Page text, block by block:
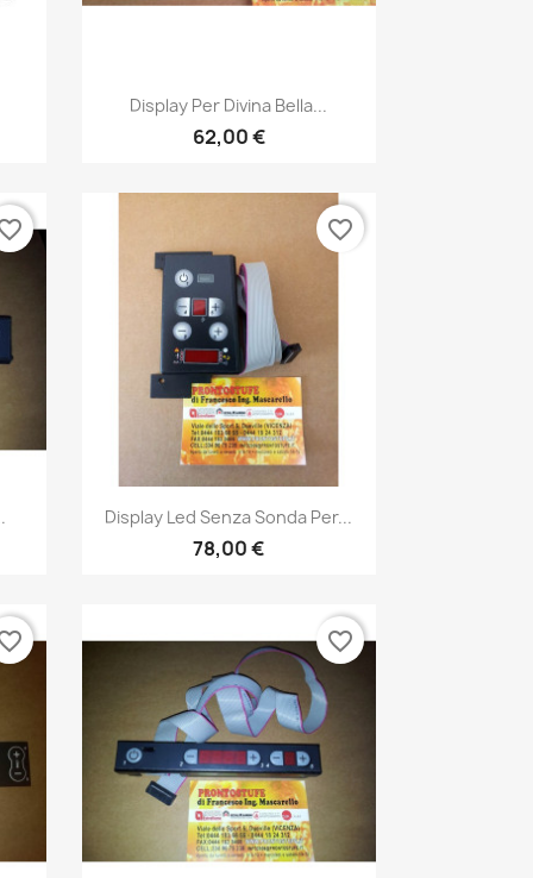
Anteprima
Display Per Divina Bella...
62,00 €
Anteprima
Display Led Senza Sonda Per...
78,00 €
favorite_border
favorite_border